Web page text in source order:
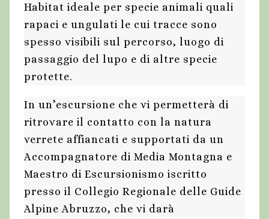
Habitat ideale per specie animali quali
rapaci e ungulati le cui tracce sono
spesso visibili sul percorso, luogo di
passaggio del lupo e di altre specie
protette.
In un’escursione che vi permetterà di
ritrovare il contatto con la natura
verrete affiancati e supportati da un
Accompagnatore di Media Montagna e
Maestro di Escursionismo iscritto
presso il Collegio Regionale delle Guide
Alpine Abruzzo, che vi darà